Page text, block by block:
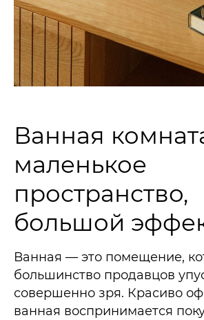
Ванная
маленькое
пространство,
большой
Ванная — это помещение,
большинство продавцов
совершенно зря. Красиво
ванная воспринимается